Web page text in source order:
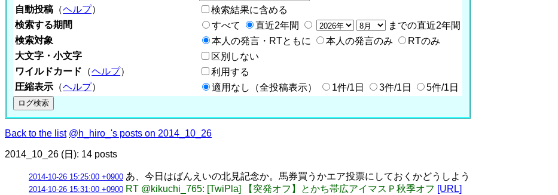
自動投稿 （ヘルプ）
検索結果に含める
検索する期間
すべて 直近2年間
までの直近2年間
検索対象
本人の発言・RTともに 本人の発言のみ
RTのみ
大文字・小文字
区別しない
ワイルドカード （ヘルプ）
利用する
圧縮表示 （ヘルプ） 適用なし（全投稿表示） 1件/1日 3件/1日 5件/1日
Back to the list @h_hiro_'s posts on 2014_10_26
2014_10_26 (日): 14 posts
2014-10-26 15:25:00 +0900 あ、今日はばんえいの北見記念か。馬券買うかエア投票にしておくかどうしよう
2014-10-26 15:31:00 +0900 RT @kikuchi_765: [TwiPla] 【突発オフ】とかち帯広アイマスＰ秋季オフ [URL]